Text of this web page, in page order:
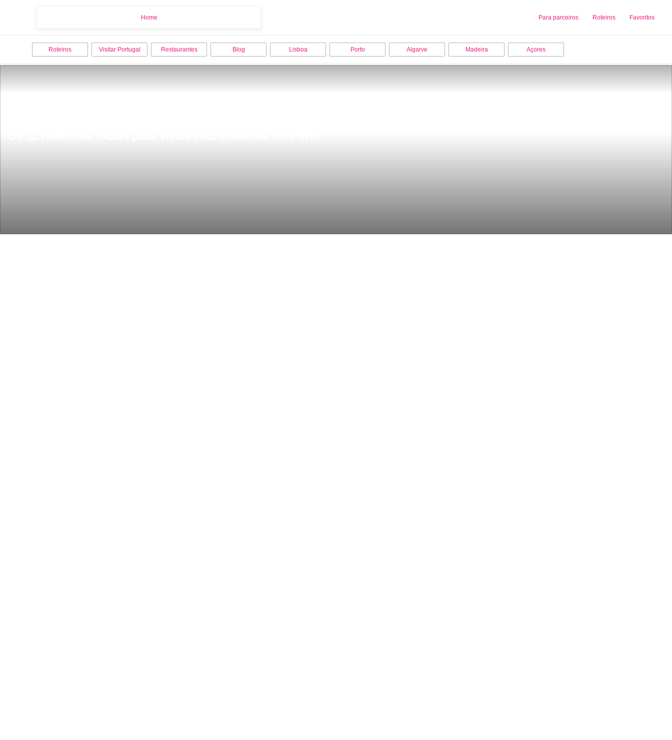
Home Para parceiros Roteiros Favoritos
Sobre nós Adicionar uma Empresa
Roteiros Visitar Portugal Restaurantes Blog Lisboa Porto Algarve Madeira Açores